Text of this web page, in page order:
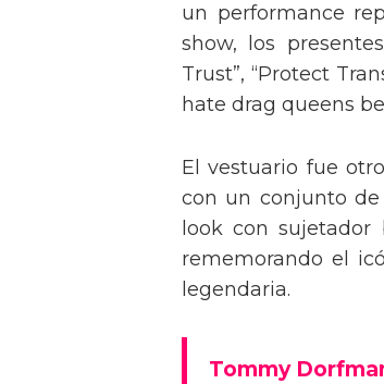
un performance
show, los
Trust”, “Protect
hate drag queens
El vestuario fue
con un conjunto
look con sujetador
rememorando el
legendaria.
Tommy